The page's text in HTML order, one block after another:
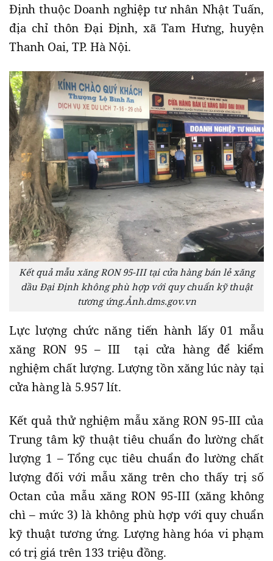
Định thuộc Doanh nghiệp tư nhân Nhật Tuấn,
địa chỉ thôn Đại Định, xã Tam Hưng, huyện
Thanh Oai, TP. Hà Nội.
Kết quả mẫu xăng RON 95-III tại cửa hàng bán lẻ xăng
dầu Đại Định không phù hợp với quy chuẩn kỹ thuật
tương ứng.Ảnh.dms.gov.vn
Lực lượng chức năng tiến hành lấy 01 mẫu
xăng RON 95 – III tại cửa hàng để kiểm
nghiệm chất lượng. Lượng tồn xăng lúc này tại
cửa hàng là 5.957 lít.
Kết quả thử nghiệm mẫu xăng RON 95-III của
Trung tâm kỹ thuật tiêu chuẩn đo lường chất
lượng 1 – Tổng cục tiêu chuẩn đo lường chất
lượng đối với mẫu xăng trên cho thấy trị số
Octan của mẫu xăng RON 95-III (xăng không
chì – mức 3) là không phù hợp với quy chuẩn
kỹ thuật tương ứng. Lượng hàng hóa vi phạm
có trị giá trên 133 triệu đồng.